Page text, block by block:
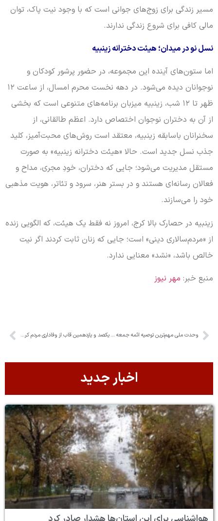
مسیر زندگی برای زوج‌های جوانی است که با وجود نیت پاک، توان
مالی کافی برای شروع زندگی ندارند.
نسل نو در میدان؛ هیئت دخترانه زینبیه
اما ستون‌های آینده این مجموعه، در حضور پرشور کودکان و
نوجوانان دیده می‌شود. در دهه نخست محرم امسال، از ساعت ۱۲
ظهر تا ۱۲ شب، زینبیه میزبان برنامه‌های متنوعی است که بخشی
از آن به دختران نوجوان اختصاص دارد. اعظم طالقانی، از
سخنرانان باسابقه زینبیه، معتقد است روش‌های محبت‌آمیز، کلید
جذب نسل جدید است. حالا «هیئت دخترانه زینبیه» به صورت
مستقل مدیریت می‌شود؛ جایی که دختران، خودِ مجری، مداح و
فعالان رسانه‌ای هستند و در بستر هنر، سرود و تئاتر، هویت مذهبی
خود را می‌سازند.
زینبیه در حصارک بالا کرج، امروز نه فقط یک هیئت، که الگویی زنده
از «مردم‌سالاری دینی» است؛ جایی که زنان ثابت کردند اگر نیت
خالص باشد، «نشد» معنایی ندارد.
منبع خبر: مهر نیوز
وحدت ملی مهم‌ترین توصیه ائمه جمعه شهرستان های استان البرز یکصد و یازدهمین قاب از وفاداری مردم کرج به وطن
اخبار جدید